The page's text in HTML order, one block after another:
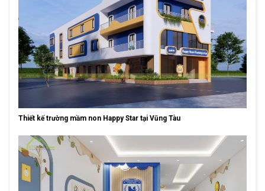
Thiết kế trường mầm non Happy Star tại Vũng Tàu